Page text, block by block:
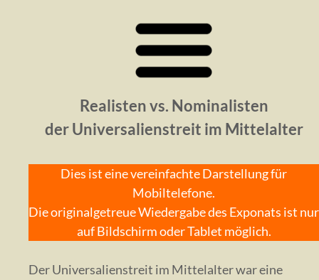
Realisten vs. Nominalisten
der Universalienstreit im Mittelalter
Dies ist eine vereinfachte Darstellung für
Mobiltelefone.
Die originalgetreue Wiedergabe des Exponats ist nur
auf Bildschirm oder Tablet möglich.
Der Universalienstreit im Mittelalter war eine